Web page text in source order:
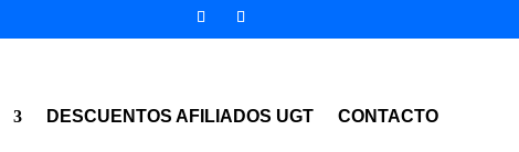
DESCUENTOS AFILIADOS UGT CONTACTO